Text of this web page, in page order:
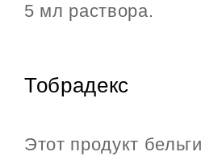
5 мл раствора.
Тобрадекс
Этот продукт